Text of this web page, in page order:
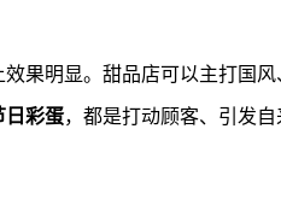
果明显。甜品店可以主打国风
日彩蛋，都是打动顾客、引发